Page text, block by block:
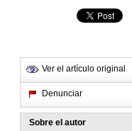
Ver el artículo original
Denunciar
Sobre el autor